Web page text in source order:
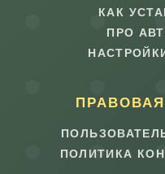
КАК
ПРО
ПОЛИТИКА